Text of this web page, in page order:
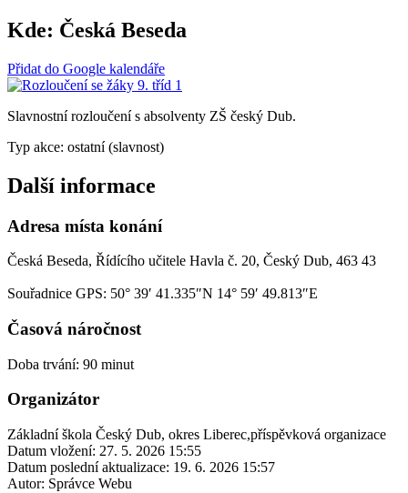
Kde: Česká Beseda
Přidat do Google kalendáře
Slavnostní rozloučení s absolventy ZŠ český Dub.
Typ akce: ostatní (slavnost)
Další informace
Adresa místa konání
Česká Beseda, Řídícího učitele Havla č. 20, Český Dub, 463 43
Souřadnice GPS: 50° 39′ 41.335″N 14° 59′ 49.813″E
Časová náročnost
Doba trvání: 90 minut
Organizátor
Základní škola Český Dub, okres Liberec,příspěvková organizace
Datum vložení: 27. 5. 2026 15:55
Datum poslední aktualizace: 19. 6. 2026 15:57
Autor: Správce Webu